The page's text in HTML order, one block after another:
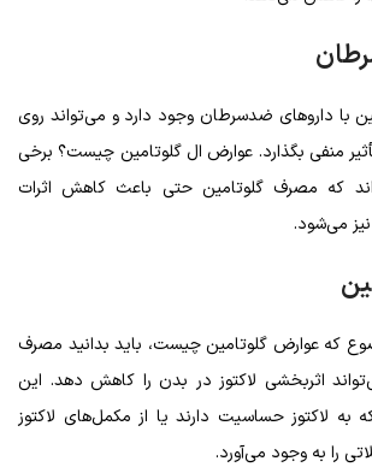
با داروهای ضدسرطان وجود دارد و می‌تواند روی
منفی بگذارد. عوارض ال گلوتامین چیست؟ برخی
که مصرف گلوتامین حتی باعث کاهش اثرات
می‌شود.
که عوارض گلوتامین چیست، باید بدانید مصرف
اثربخشی لاکتوز در بدن را کاهش دهد. این
به لاکتوز حساسیت دارند یا از مکمل‌های لاکتوز
را به وجود می‌آورد.